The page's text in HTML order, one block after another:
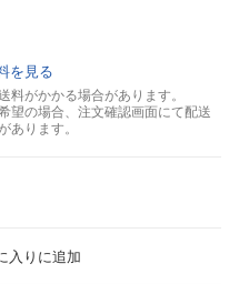
を見る
がかかる場合があります。
望の場合、注文確認画面にて配送
あります。
入りに追加